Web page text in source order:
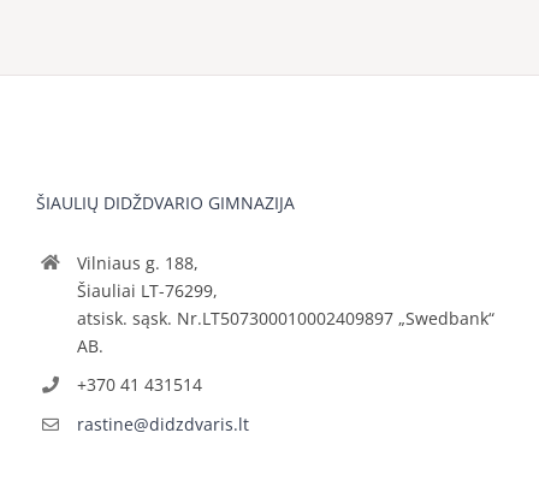
ŠIAULIŲ DIDŽDVARIO GIMNAZIJA
Vilniaus g. 188,
Šiauliai LT-76299,
atsisk. sąsk. Nr.LT507300010002409897 „Swedbank“
AB.
+370 41 431514
rastine@didzdvaris.lt